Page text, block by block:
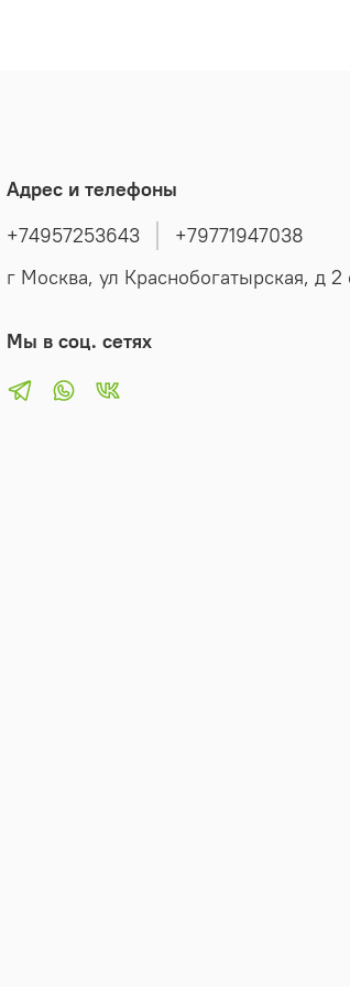
остаётся с вами надолго, напоминая
момента и ценности воспоминаний.
Адрес и телефоны
+74957253643
+79771947038
г Москва, ул Краснобогатырская, д 2
Мы в соц. сетях